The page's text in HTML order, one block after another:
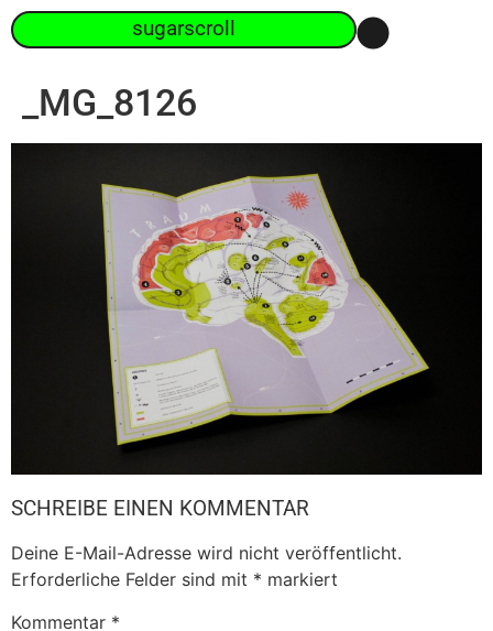
sugarscroll
_MG_8126
SCHREIBE EINEN KOMMENTAR
Deine E-Mail-Adresse wird nicht veröffentlicht.
Erforderliche Felder sind mit * markiert
Kommentar *